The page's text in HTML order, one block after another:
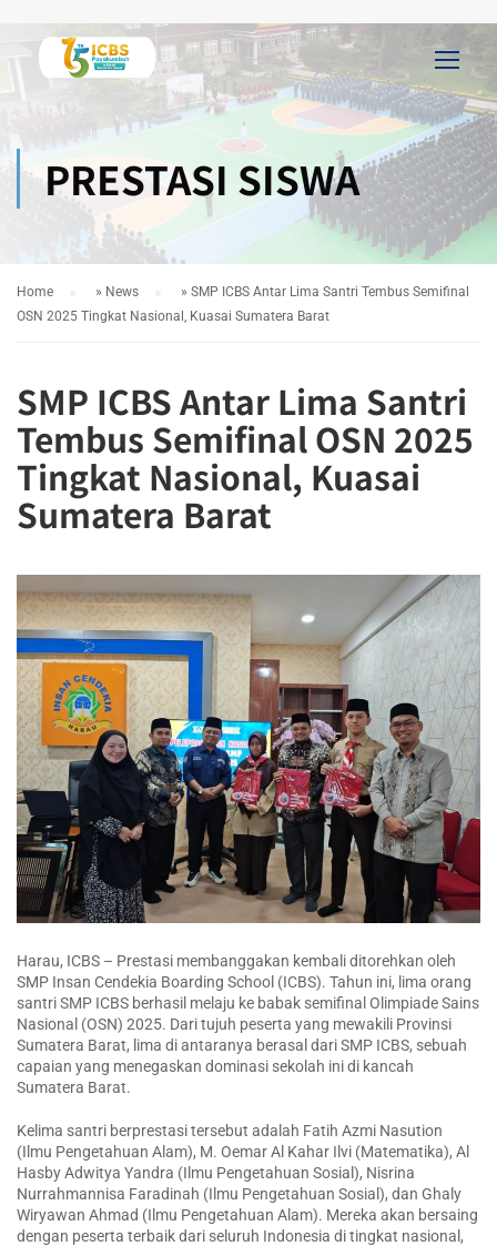
PRESTASI SISWA
Home » News » SMP ICBS Antar Lima Santri Tembus Semifinal
OSN 2025 Tingkat Nasional, Kuasai Sumatera Barat
SMP ICBS Antar Lima Santri
Tembus Semifinal OSN 2025
Tingkat Nasional, Kuasai
Sumatera Barat
Harau, ICBS – Prestasi membanggakan kembali ditorehkan oleh
SMP Insan Cendekia Boarding School (ICBS). Tahun ini, lima orang
santri SMP ICBS berhasil melaju ke babak semifinal Olimpiade Sains
Nasional (OSN) 2025. Dari tujuh peserta yang mewakili Provinsi
Sumatera Barat, lima di antaranya berasal dari SMP ICBS, sebuah
capaian yang menegaskan dominasi sekolah ini di kancah
Sumatera Barat.
Kelima santri berprestasi tersebut adalah Fatih Azmi Nasution
(Ilmu Pengetahuan Alam), M. Oemar Al Kahar Ilvi (Matematika), Al
Hasby Adwitya Yandra (Ilmu Pengetahuan Sosial), Nisrina
Nurrahmannisa Faradinah (Ilmu Pengetahuan Sosial), dan Ghaly
Wiryawan Ahmad (Ilmu Pengetahuan Alam). Mereka akan bersaing
dengan peserta terbaik dari seluruh Indonesia di tingkat nasional,